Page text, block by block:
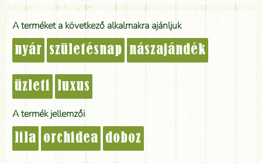
A terméket a következő alkalmakra ajánljuk
nyár születésnap nászajándék
üzleti luxus
A termék jellemzői
lila orchidea doboz